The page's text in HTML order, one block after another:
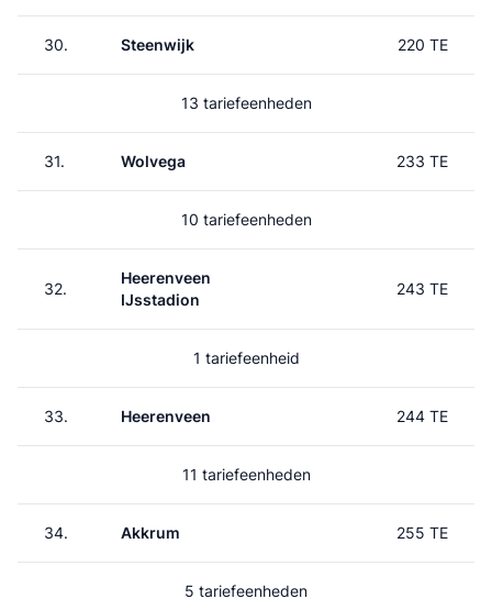
30. Steenwijk 220 TE
13 tariefeenheden
31. Wolvega 233 TE
10 tariefeenheden
32.
Heerenveen
IJsstadion
243 TE
1 tariefeenheid
33. Heerenveen 244 TE
11 tariefeenheden
34. Akkrum 255 TE
5 tariefeenheden